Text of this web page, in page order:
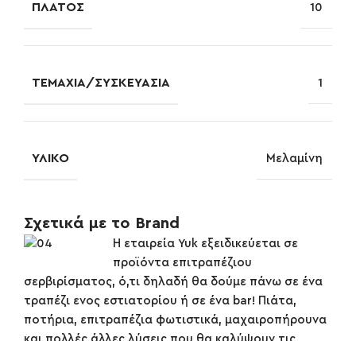
ΠΛΆΤΟΣ 10
ΤΕΜΆΧΙΑ/ΣΥΣΚΕΥΑΣΊΑ 1
ΥΛΙΚΌ Μελαμίνη
Σχετικά με το Brand
Η εταιρεία Yuk εξειδικεύεται σε
προϊόντα επιτραπέζιου
σερβιρίσματος, ό,τι δηλαδή θα δούμε πάνω σε ένα
τραπέζι ενος εστιατορίου ή σε ένα bar! Πιάτα,
ποτήρια, επιτραπέζια φωτιστικά, μαχαιροπήρουνα